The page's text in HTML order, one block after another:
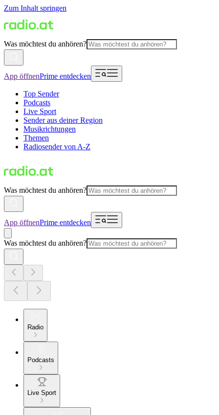
Zum Inhalt springen
Was möchtest du anhören?
App öffnenPrime entdecken
Top Sender
Podcasts
Live Sport
Sender aus deiner Region
Musikrichtungen
Themen
Radiosender von A-Z
Was möchtest du anhören?
App öffnenPrime entdecken
Was möchtest du anhören?
Radio
Podcasts
Live Sport